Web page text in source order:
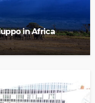
in Africa